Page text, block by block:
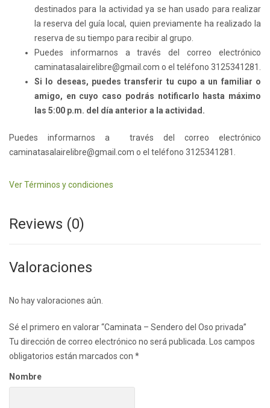
destinados para la actividad ya se han usado para realizar
la reserva del guía local, quien previamente ha realizado la
reserva de su tiempo para recibir al grupo.
Puedes informarnos a través del correo electrónico
caminatasalairelibre@gmail.com o el teléfono 3125341281.
Si lo deseas, puedes transferir tu cupo a un familiar o
amigo, en cuyo caso podrás notificarlo hasta máximo
las 5:00 p.m. del día anterior a la actividad.
Puedes informarnos a través del correo electrónico
caminatasalairelibre@gmail.com o el teléfono 3125341281.
Ver Términos y condiciones
Reviews (0)
Valoraciones
No hay valoraciones aún.
Sé el primero en valorar “Caminata – Sendero del Oso privada”
Tu dirección de correo electrónico no será publicada.
Los campos
obligatorios están marcados con *
Nombre